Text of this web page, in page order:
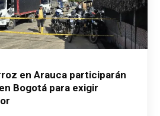
en Arauca participarán
Bogotá para exigir